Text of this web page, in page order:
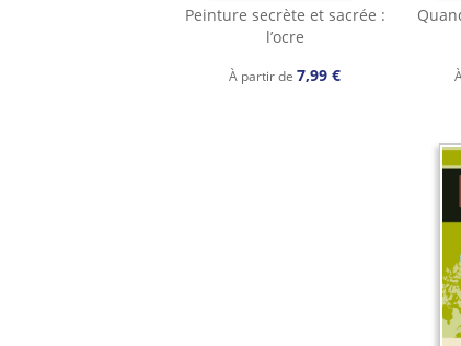
Peinture secrète et sacrée :
l’ocre
À partir de 7,99 €